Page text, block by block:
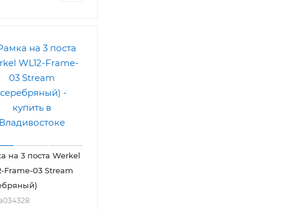
на 3 поста Werkel
Frame-03 Stream